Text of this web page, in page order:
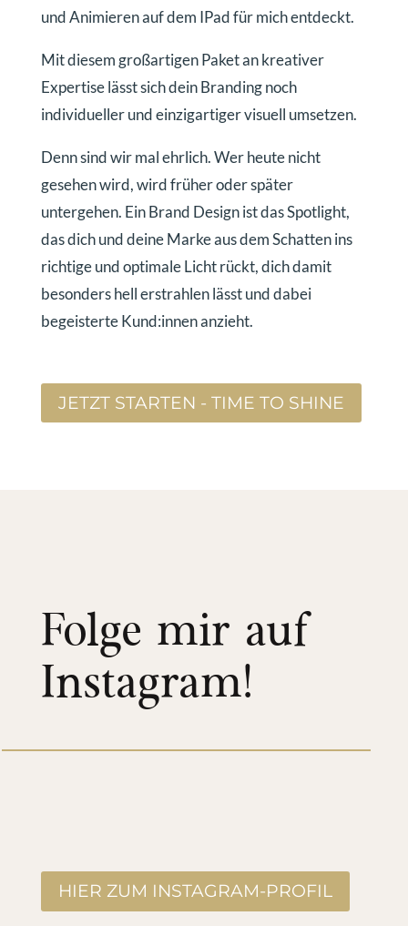
und Animieren auf dem IPad für mich entdeckt.
Mit diesem großartigen Paket an kreativer
Expertise lässt sich dein Branding noch
individueller und einzigartiger visuell umsetzen.
Denn sind wir mal ehrlich. Wer heute nicht
gesehen wird, wird früher oder später
untergehen. Ein Brand Design ist das Spotlight,
das dich und deine Marke aus dem Schatten ins
richtige und optimale Licht rückt, dich damit
besonders hell erstrahlen lässt und dabei
begeisterte Kund:innen anzieht.
JETZT STARTEN - TIME TO SHINE
Folge mir auf
Instagram!
HIER ZUM INSTAGRAM-PROFIL